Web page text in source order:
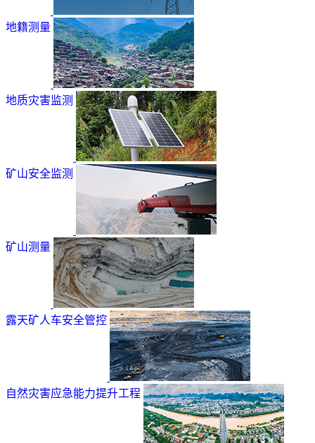
地籍测量
地质灾害监测
矿山安全监测
矿山测量
露天矿人车安全管控
自然灾害应急能力提升工程